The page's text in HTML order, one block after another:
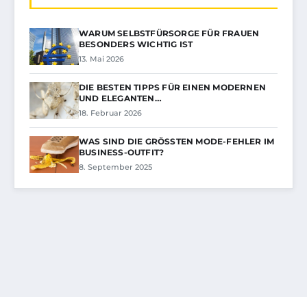
WARUM SELBSTFÜRSORGE FÜR FRAUEN
BESONDERS WICHTIG IST
13. Mai 2026
DIE BESTEN TIPPS FÜR EINEN MODERNEN
UND ELEGANTEN…
18. Februar 2026
WAS SIND DIE GRÖSSTEN MODE-FEHLER IM B
USINESS-OUTFIT?
8. September 2025